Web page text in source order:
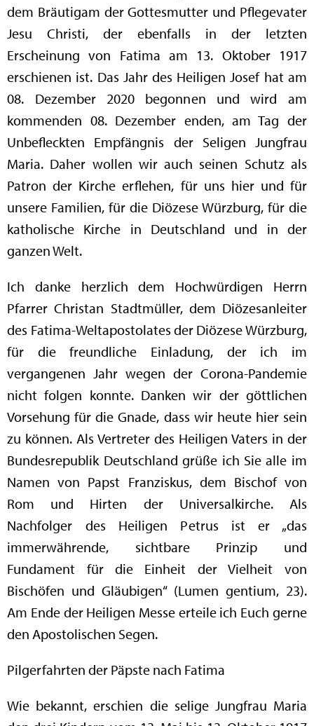
dem Bräutigam der Gottesmutter und Pflegevater
Jesu Christi, der ebenfalls in der letzten
Erscheinung von Fatima am 13. Oktober 1917
erschienen ist. Das Jahr des Heiligen Josef hat am
08. Dezember 2020 begonnen und wird am
kommenden 08. Dezember enden, am Tag der
Unbefleckten Empfängnis der Seligen Jungfrau
Maria. Daher wollen wir auch seinen Schutz als
Patron der Kirche erflehen, für uns hier und für
unsere Familien, für die Diözese Würzburg, für die
katholische Kirche in Deutschland und in der
ganzen Welt.
Ich danke herzlich dem Hochwürdigen Herrn
Pfarrer Christan Stadtmüller, dem Diözesanleiter
des Fatima-Weltapostolates der Diözese Würzburg,
für die freundliche Einladung, der ich im
vergangenen Jahr wegen der Corona-Pandemie
nicht folgen konnte. Danken wir der göttlichen
Vorsehung für die Gnade, dass wir heute hier sein
zu können. Als Vertreter des Heiligen Vaters in der
Bundesrepublik Deutschland grüße ich Sie alle im
Namen von Papst Franziskus, dem Bischof von
Rom und Hirten der Universalkirche. Als
Nachfolger des Heiligen Petrus ist er „das
immerwährende, sichtbare Prinzip und
Fundament für die Einheit der Vielheit von
Bischöfen und Gläubigen“ (Lumen gentium, 23).
Am Ende der Heiligen Messe erteile ich Euch gerne
den Apostolischen Segen.
Pilgerfahrten der Päpste nach Fatima
Wie bekannt, erschien die selige Jungfrau Maria